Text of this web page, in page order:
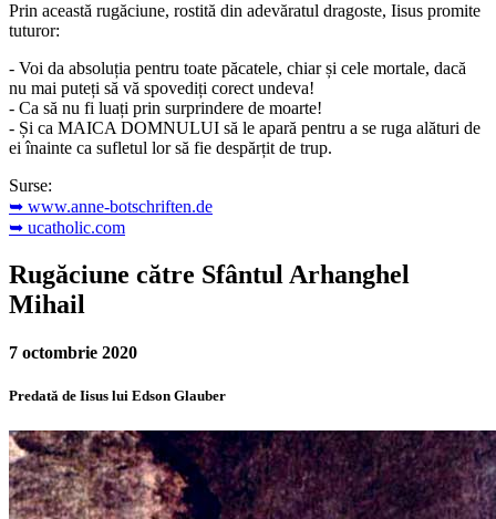
Prin această rugăciune, rostită din adevăratul dragoste, Iisus promite
tuturor:
- Voi da absoluția pentru toate păcatele, chiar și cele mortale, dacă
nu mai puteți să vă spovediți corect undeva!
- Ca să nu fi luați prin surprindere de moarte!
- Și ca MAICA DOMNULUI să le apară pentru a se ruga alături de
ei înainte ca sufletul lor să fie despărțit de trup.
Surse:
➥ www.anne-botschriften.de
➥ ucatholic.com
Rugăciune către Sfântul Arhanghel
Mihail
7 octombrie 2020
Predată de Iisus lui Edson Glauber